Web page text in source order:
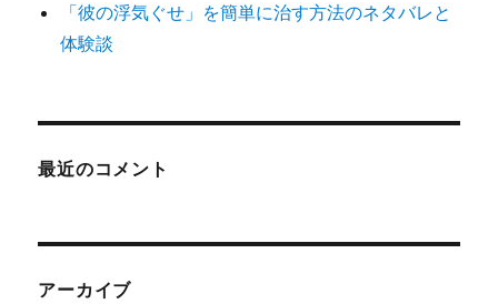
「彼の浮気ぐせ」を簡単に治す方法のネタバレと
体験談
最近のコメント
アーカイブ